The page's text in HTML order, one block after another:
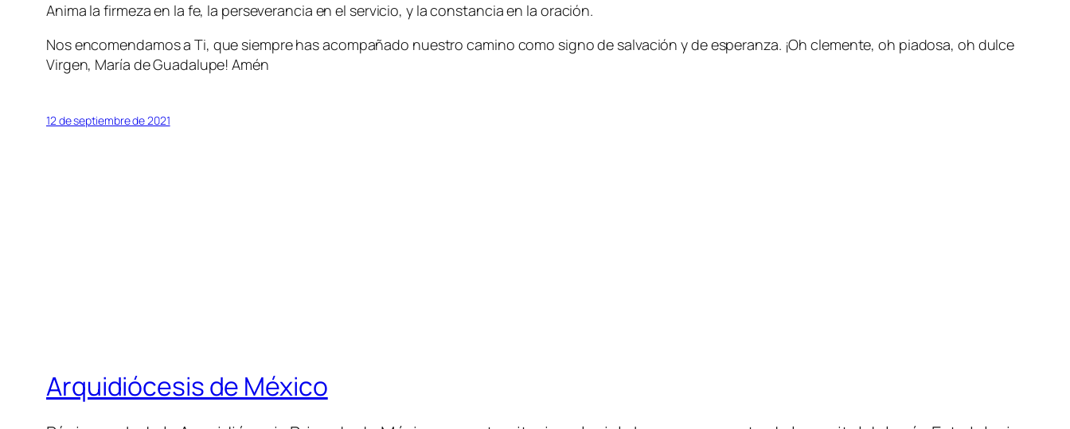
Anima la firmeza en la fe, la perseverancia en el servicio, y la constancia en la oración.
Nos encomendamos a Ti, que siempre has acompañado nuestro camino como signo de salvación y de esperanza. ¡Oh clemente, oh piadosa, oh dulce
Virgen, María de Guadalupe! Amén
12 de septiembre de 2021
Arquidiócesis de México